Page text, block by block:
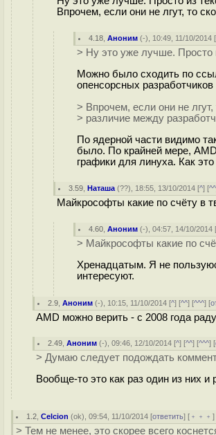
Впрочем, если они не лгут, то
4.18 ,Аноним (-), 10:49, 11/10/2014 [
> Ну это уже лучше. Просто
Можно было сходить по
опенсорсных
> Впрочем, если они не
> различие между
По ядерной части видимо
было. По крайней мере,
графики для линуха. Как
3.59 ,Наташа (??), 18:55, 13/10/2014 [^] [^^
Майкрософты какие по счёту в
4.60 ,Аноним (-), 04:57, 14/10/2014
> Майкрософты какие по
Хренадцатым. Я не
интересуют.
2.9 ,Аноним (-), 10:15, 11/10/2014 [^] [^^] [^^^] [
AMD можно верить - с 2008 года
2.49 ,Аноним (-), 09:46, 12/10/2014 [^] [^^] [^^^] [
> Думаю следует подождать
Вообще-то это как раз один из них
1.2 ,Celcion (ok), 09:54, 11/10/2014 [ответить] [ ﹢﹢﹢]
> Тем не менее, это скорее всего